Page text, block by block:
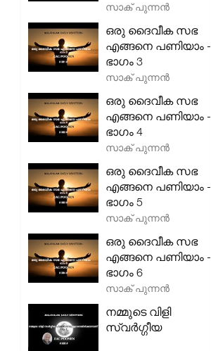
സാക് പുന്നൻ
ഒരു ദൈവീക സഭ
എങ്ങനെ പണിയാം -
ഭാഗം 3
സാക് പുന്നൻ
ഒരു ദൈവീക സഭ
എങ്ങനെ പണിയാം -
ഭാഗം 4
സാക് പുന്നൻ
ഒരു ദൈവീക സഭ
എങ്ങനെ പണിയാം -
ഭാഗം 5
സാക് പുന്നൻ
ഒരു ദൈവീക സഭ
എങ്ങനെ പണിയാം -
ഭാഗം 6
സാക് പുന്നൻ
നമ്മുടെ വിളി
സ്വർഗ്ഗീയ